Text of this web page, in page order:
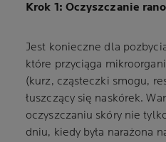
Krok 1: Oczyszczanie
Jest konieczne dla
które przyciąga
(kurz, cząsteczki smogu,
łuszczący się naskórek.
oczyszczaniu skóry nie
dniu, kiedy była narażona